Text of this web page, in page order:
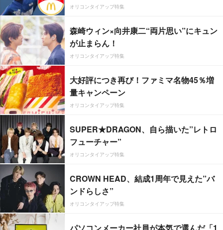
オリコンタイアップ特集
森崎ウィン×向井康二“両片思い”にキュン
が止まらん！
オリコンタイアップ特集
大好評につき再び！ファミマ名物45％増
量キャンペーン
オリコンタイアップ特集
SUPER★DRAGON、自ら描いた”レトロ
フューチャー”
オリコンタイアップ特集
CROWN HEAD、結成1周年で見えた”バ
ンドらしさ”
オリコンタイアップ特集
パソコンメーカー社員が本気で選んだ「1